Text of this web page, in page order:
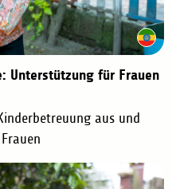
Unterstützung für Frauen
aus und